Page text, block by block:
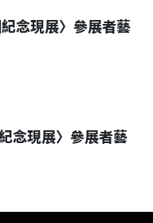
念現展〉參展者藝
念現展〉參展者藝